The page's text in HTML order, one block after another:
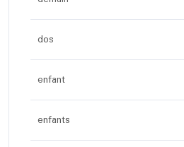
dos
enfant
enfants